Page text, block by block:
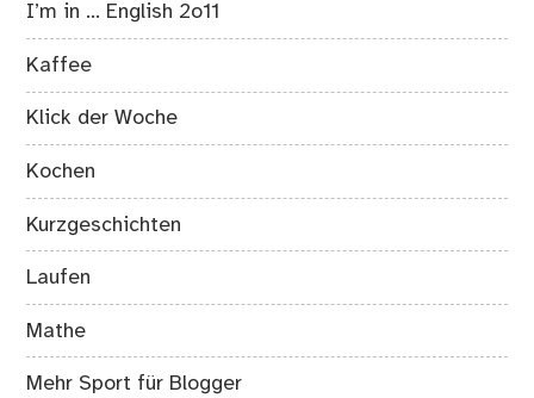
I’m in … English 2o11
Kaffee
Klick der Woche
Kochen
Kurzgeschichten
Laufen
Mathe
Mehr Sport für Blogger